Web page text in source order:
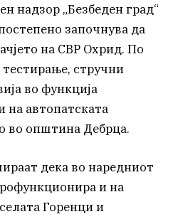
надзор „Безбеден град“
започнува да
на СВР Охрид. По
стручни
во функција
на автопатската
во општина Дебрца.
дека во наредниот
и на
Горенци и